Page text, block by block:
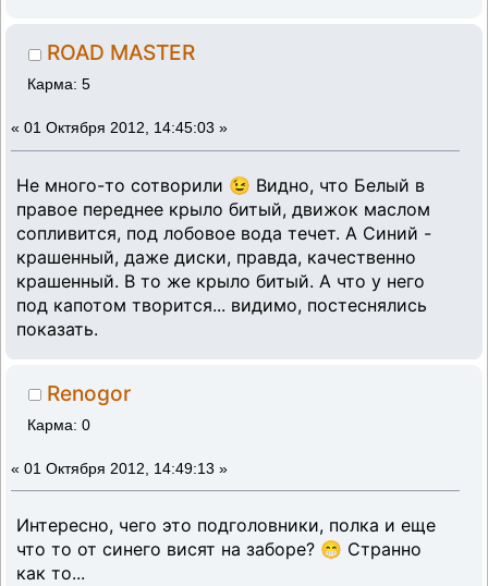
ROAD MASTER
Карма: 5
« 01 Октября 2012, 14:45:03 »
Не много-то сотворили 😉 Видно, что Белый в
правое переднее крыло битый, движок маслом
сопливится, под лобовое вода течет. А Синий -
крашенный, даже диски, правда, качественно
крашенный. В то же крыло битый. А что у него
под капотом творится... видимо, постеснялись
показать.
Renogor
Карма: 0
« 01 Октября 2012, 14:49:13 »
Интересно, чего это подголовники, полка и еще
что то от синего висят на заборе? 😁 Странно
как то...